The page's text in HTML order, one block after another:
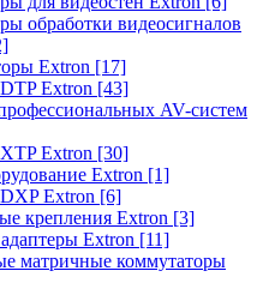
обработки видеосигналов
Extron [17]
Extron [43]
AV-систем
Extron [30]
Extron [1]
Extron [6]
крепления Extron [3]
Extron [11]
матричные коммутаторы